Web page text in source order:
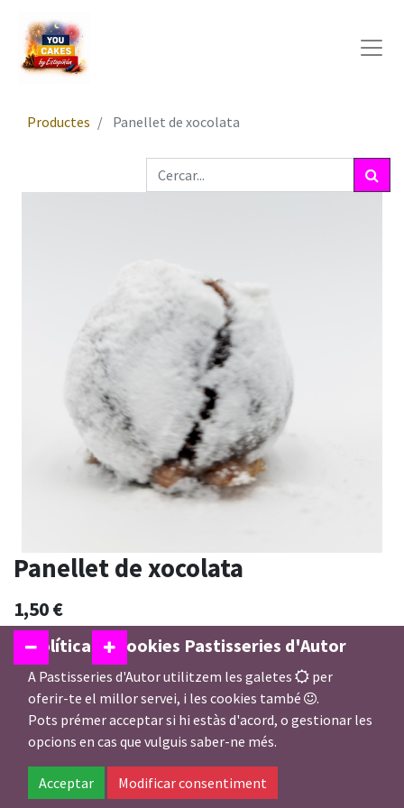
Productes Panellet de xocolata
Panellet de xocolata
1,50€
Afegir a la Cistella
En estoc
Afegir a preferits
Política de cookies Pastisseries d'Autor
A Pastisseries d'Autor utilitzem les galetes
per
oferir-te el millor servei, i les cookies també
.
Pots prémer acceptar si hi estàs d'acord, o gestionar les
opcions en cas que vulguis saber-ne més.
Acceptar Modificar consentiment